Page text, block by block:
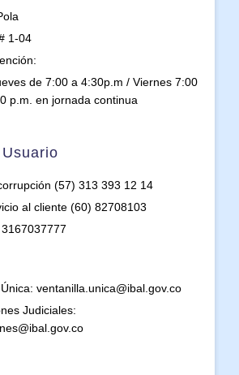
1-04
de 7:00 a 4:30p.m / Viernes 7:00
p.m. en jornada continua
(57) 313 393 12 14
al cliente (60) 82708103
ventanilla.unica@ibal.gov.co
Judiciales: